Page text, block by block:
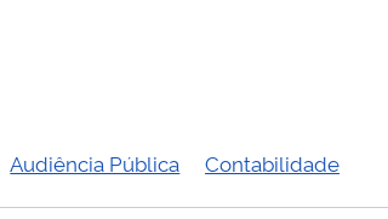
Audiência Pública Contabilidade